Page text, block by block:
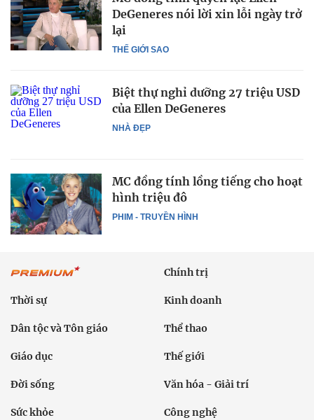
THẾ GIỚI SAO
DeGeneres nói lời xin lỗi ngày trở
lại
NHÀ ĐẸP
Biệt thự nghỉ dưỡng 27 triệu USD
của Ellen DeGeneres
PHIM - TRUYỀN HÌNH
MC đồng tính lồng tiếng cho hoạt
hình triệu đô
Chính trị
Thời sự Kinh doanh
Dân tộc và Tôn giáo Thể thao
Giáo dục Thế giới
Đời sống Văn hóa - Giải trí
Sức khỏe Công nghệ